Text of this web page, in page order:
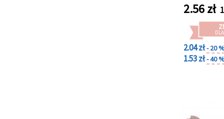
2.56zł
2.04 zł- 20
1.53 zł- 40